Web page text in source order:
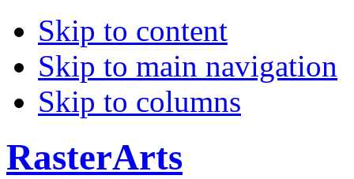
Skip to content
Skip to main navigation
Skip to columns
RasterArts